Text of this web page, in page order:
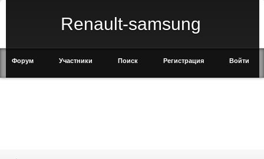
Renault-samsung
Форум Участники Поиск Регистрация Войти